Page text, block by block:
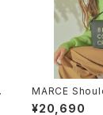
MARCE
oss Khaki)
¥20,690